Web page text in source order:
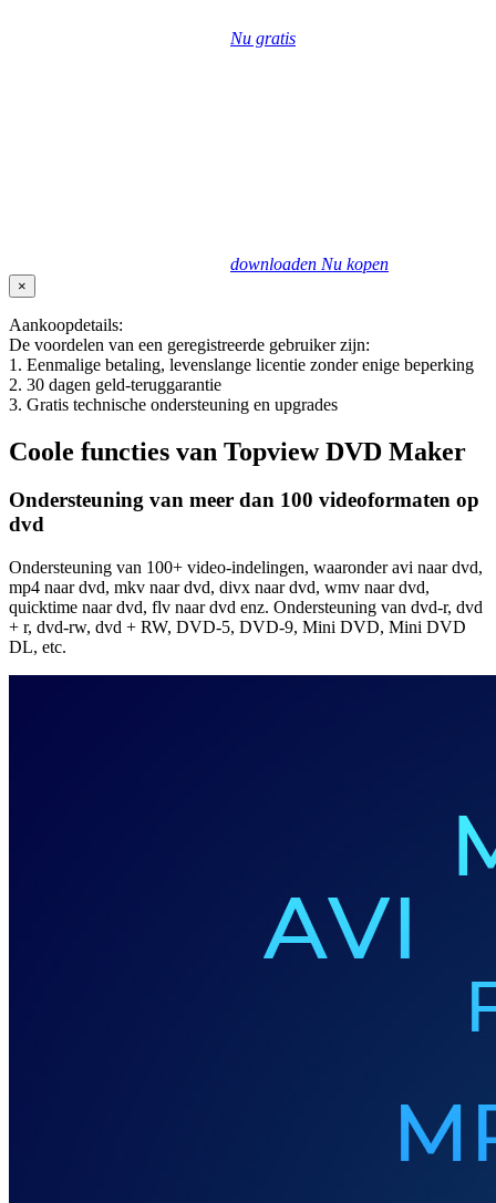
Nu gratis
downloaden Nu kopen
×
Aankoopdetails:
De voordelen van een geregistreerde gebruiker zijn:
1. Eenmalige betaling, levenslange licentie zonder enige beperking
2. 30 dagen geld-teruggarantie
3. Gratis technische ondersteuning en upgrades
Coole functies van Topview DVD Maker
Ondersteuning van meer dan 100 videoformaten op
dvd
Ondersteuning van 100+ video-indelingen, waaronder avi naar dvd,
mp4 naar dvd, mkv naar dvd, divx naar dvd, wmv naar dvd,
quicktime naar dvd, flv naar dvd enz. Ondersteuning van dvd-r, dvd
+ r, dvd-rw, dvd + RW, DVD-5, DVD-9, Mini DVD, Mini DVD
DL, etc.